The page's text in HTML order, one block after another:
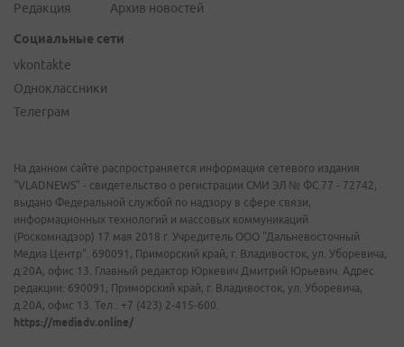
Редакция
Архив новостей
Социальные сети
vkontakte
Одноклассники
Телеграм
На данном сайте распространяется информация сетевого издания
"VLADNEWS" - свидетельство о регистрации СМИ ЭЛ № ФС 77 - 72742,
выдано Федеральной службой по надзору в сфере связи,
информационных технологий и массовых коммуникаций
(Роскомнадзор) 17 мая 2018 г. Учредитель ООО "Дальневосточный
Медиа Центр". 690091, Приморский край, г. Владивосток, ул. Уборевича,
д.20А, офис 13. Главный редактор Юркевич Дмитрий Юрьевич. Адрес
редакции: 690091, Приморский край, г. Владивосток, ул. Уборевича,
д.20А, офис 13. Тел.: +7 (423) 2-415-600.
https://mediadv.online/